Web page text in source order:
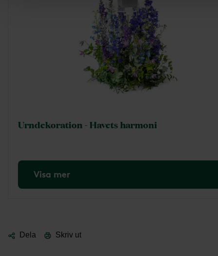
Urndekoration - Havets harmoni
Visa mer
Dela Skriv ut